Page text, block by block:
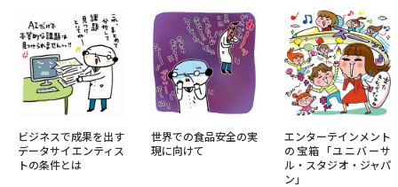
ビジネスで成果を出す
データサイエンティス
トの条件とは
世界での食品安全の実
現に向けて
エンターテインメント
の宝箱「ユニバーサ
ル・スタジオ・ジャパ
ン」